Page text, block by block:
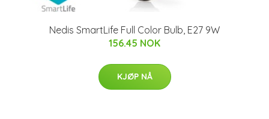
Nedis SmartLife Full Color Bulb, E27 9W
156.45 NOK
KJØP NÅ